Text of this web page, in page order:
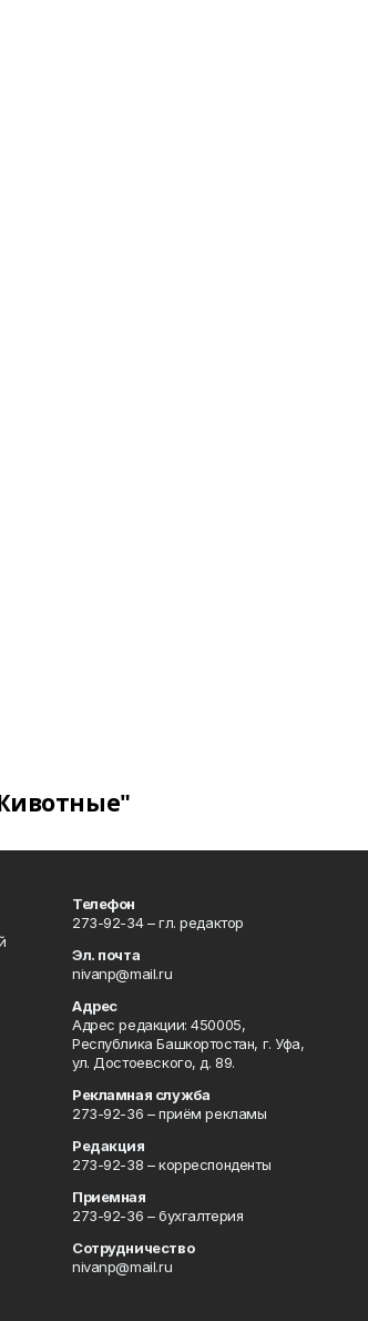
Телефон
273-92-34 – гл. редактор
Эл. почта
nivanp@mail.ru
Адрес
Адрес редакции: 450005,
Республика Башкортостан, г. Уфа,
ул. Достоевского, д. 89.
Рекламная служба
273-92-36 – приём рекламы
Редакция
273-92-38 – корреспонденты
Приемная
273-92-36 – бухгалтерия
Сотрудничество
nivanp@mail.ru